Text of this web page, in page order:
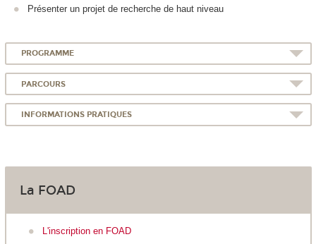
Présenter un projet de recherche de haut niveau
PROGRAMME
PARCOURS
INFORMATIONS PRATIQUES
La FOAD
L'inscription en FOAD